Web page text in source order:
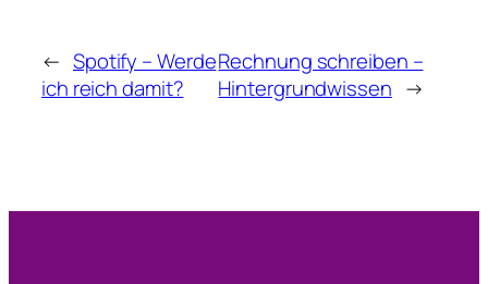
← Spotify – Werde
ich reich damit?
Rechnung schreiben –
Hintergrundwissen →